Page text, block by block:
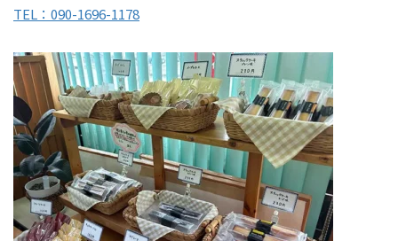
TEL：090-1696-1178